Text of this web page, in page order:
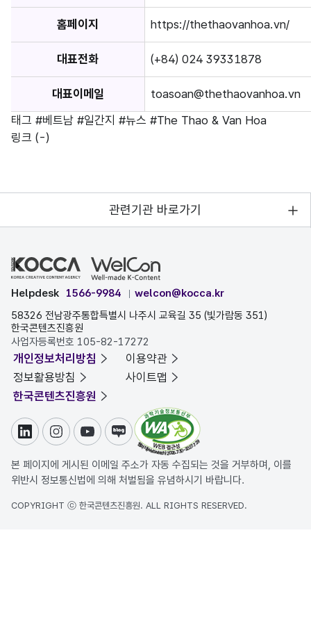
홈페이지 https://thethaovanhoa.vn/
대표전화 (+84) 024 39331878
대표이메일
toasoan@thethaovanhoa.vn
태그 #베트남 #일간지 #뉴스 #The Thao & Van Hoa
링크 (-)
관련기관 바로가기
Helpdesk 1566-9984
welcon@kocca.kr
58326 전남광주통합특별시 나주시 교육길 35 (빛가람동 351)
한국콘텐츠진흥원
사업자등록번호 105-82-17272
개인정보처리방침
이용약관
정보활용방침
사이트맵
한국콘텐츠진흥원
링크드인인스타그램
유튜브블로그
본 페이지에 게시된 이메일 주소가 자동 수집되는 것을 거부하며, 이를
위반시 정보통신법에 의해 처벌됨을 유념하시기 바랍니다.
COPYRIGHT ⓒ 한국콘텐츠진흥원. ALL RIGHTS RESERVED.